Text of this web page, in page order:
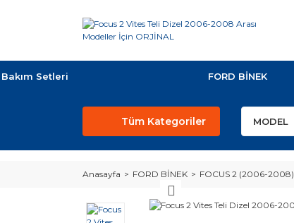
Bakım Setleri FORD BİNEK
Tüm Kategoriler
Anasayfa FORD BİNEK FOCUS 2 (2006-2008)